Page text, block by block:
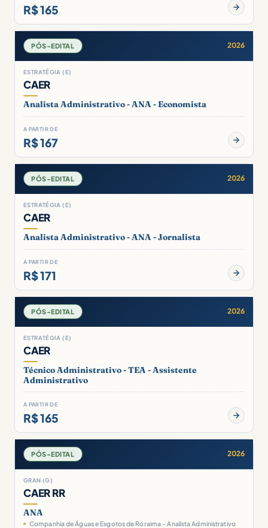
R$ 165
PÓS-EDITAL 2026
ESTRATÉGIA (E)
CAER
Analista Administrativo - ANA - Economista
A PARTIR DE
R$ 167
PÓS-EDITAL 2026
ESTRATÉGIA (E)
CAER
Analista Administrativo - ANA - Jornalista
A PARTIR DE
R$ 171
PÓS-EDITAL 2026
ESTRATÉGIA (E)
CAER
Técnico Administrativo - TEA - Assistente
Administrativo
A PARTIR DE
R$ 165
PÓS-EDITAL 2026
GRAN (G)
CAER RR
ANA
Companhia de Águas e Esgotos de Roraima - Analista Administrativo